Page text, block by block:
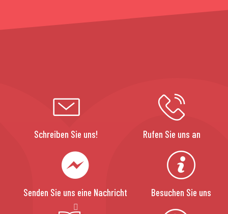
Schreiben Sie uns! Rufen Sie uns an
Senden Sie uns eine Nachricht Besuchen Sie uns